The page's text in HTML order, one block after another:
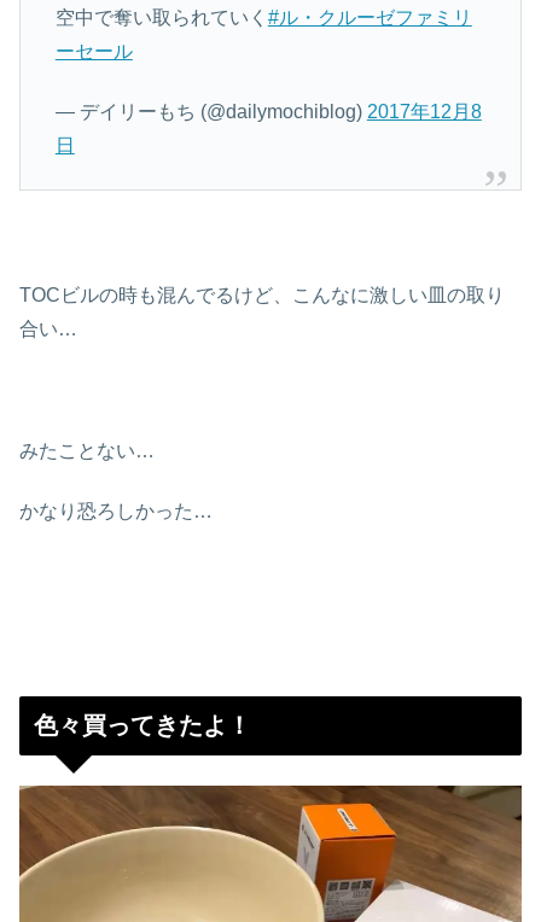
空中で奪い取られていく #ル・クルーゼファミリ
ーセール
— デイリーもち (@dailymochiblog) 2017年12月8
日
TOCビルの時も混んでるけど、こんなに激しい皿の取り
合い…
みたことない…
かなり恐ろしかった…
色々買ってきたよ！